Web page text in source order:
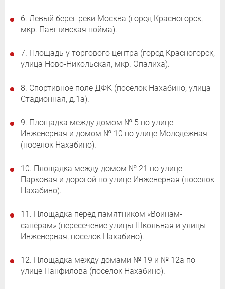
6. Левый берег реки Москва (город Красногорск,
мкр. Павшинская пойма).
7. Площадь у торгового центра (город Красногорск,
улица Ново-Никольская, мкр. Опалиха).
8. Спортивное поле ДФК (поселок Нахабино, улица
Стадионная, д.1а).
9. Площадка между домом № 5 по улице
Инженерная и домом № 10 по улице Молодёжная
(поселок Нахабино).
10. Площадка между домом № 21 по улице
Парковая и дорогой по улице Инженерная (поселок
Нахабино).
11. Площадка перед памятником «Воинам-
сапёрам» (пересечение улицы Школьная и улицы
Инженерная, поселок Нахабино).
12. Площадка между домами № 19 и № 12а по
улице Панфилова (поселок Нахабино).